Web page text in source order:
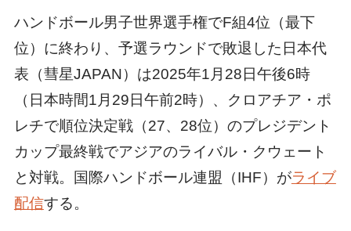
ハンドボール男子世界選手権でF組4位（最下
位）に終わり、予選ラウンドで敗退した日本代
表（彗星JAPAN）は2025年1月28日午後6時
（日本時間1月29日午前2時）、クロアチア・ポ
レチで順位決定戦（27、28位）のプレジデント
カップ最終戦でアジアのライバル・クウェート
と対戦。国際ハンドボール連盟（IHF）がライブ
配信する。